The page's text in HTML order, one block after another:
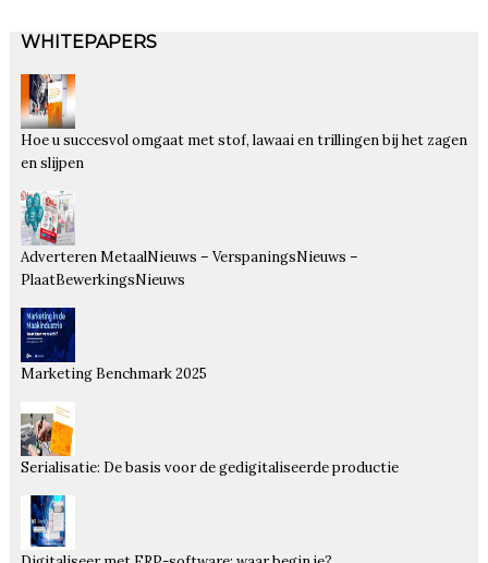
WHITEPAPERS
Hoe u succesvol omgaat met stof, lawaai en trillingen bij het zagen
en slijpen
Adverteren MetaalNieuws – VerspaningsNieuws –
PlaatBewerkingsNieuws
Marketing Benchmark 2025
Serialisatie: De basis voor de gedigitaliseerde productie